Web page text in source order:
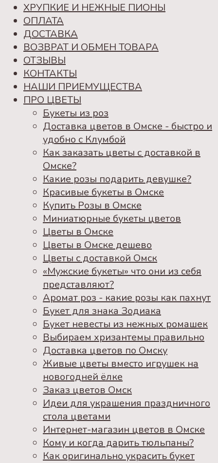
ХРУПКИЕ И НЕЖНЫЕ ПИОНЫ
ОПЛАТА
ДОСТАВКА
ВОЗВРАТ И ОБМЕН ТОВАРА
ОТЗЫВЫ
КОНТАКТЫ
НАШИ ПРИЕМУЩЕСТВА
ПРО ЦВЕТЫ
Букеты из роз
Доставка цветов в Омске - быстро и
удобно с Клумбой
Как заказать цветы с доставкой в
Омске?
Какие розы подарить девушке?
Красивые букеты в Омске
Купить Розы в Омске
Миниатюрные букеты цветов
Цветы в Омске
Цветы в Омске дешево
Цветы с доставкой Омск
«Мужские букеты» что они из себя
представляют?
Аромат роз - какие розы как пахнут
Букет для знака Зодиака
Букет невесты из нежных ромашек
Выбираем хризантемы правильно
Доставка цветов по Омску
Живые цветы вместо игрушек на
новогодней ёлке
Заказ цветов Омск
Идеи для украшения праздничного
стола цветами
Интернет-магазин цветов в Омске
Кому и когда дарить тюльпаны?
Как оригинально украсить букет